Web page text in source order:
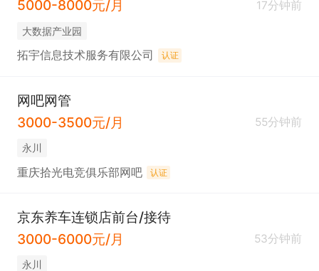
5000-8000元/月 17分钟前
大数据产业园
拓宇信息技术服务有限公司 认证
网吧网管
3000-3500元/月
55分钟前
永川
重庆拾光电竞俱乐部网吧 认证
京东养车连锁店前台/接待
3000-6000元/月
53分钟前
永川